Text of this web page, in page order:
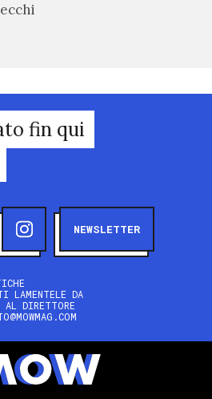
fin qui
NEWSLETTER
LAMENTELE DA
DIRETTORE